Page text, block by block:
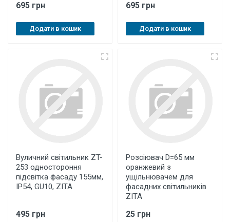
695 грн
Додати в кошик
695 грн
Додати в кошик
Вуличний світильник ZT-
253 одностороння
підсвітка фасаду 155мм,
IP54, GU10, ZITA
495 грн
Розсіювач D=65 мм
оранжевий з
ущільнювачем для
фасадних світильників
ZITA
25 грн